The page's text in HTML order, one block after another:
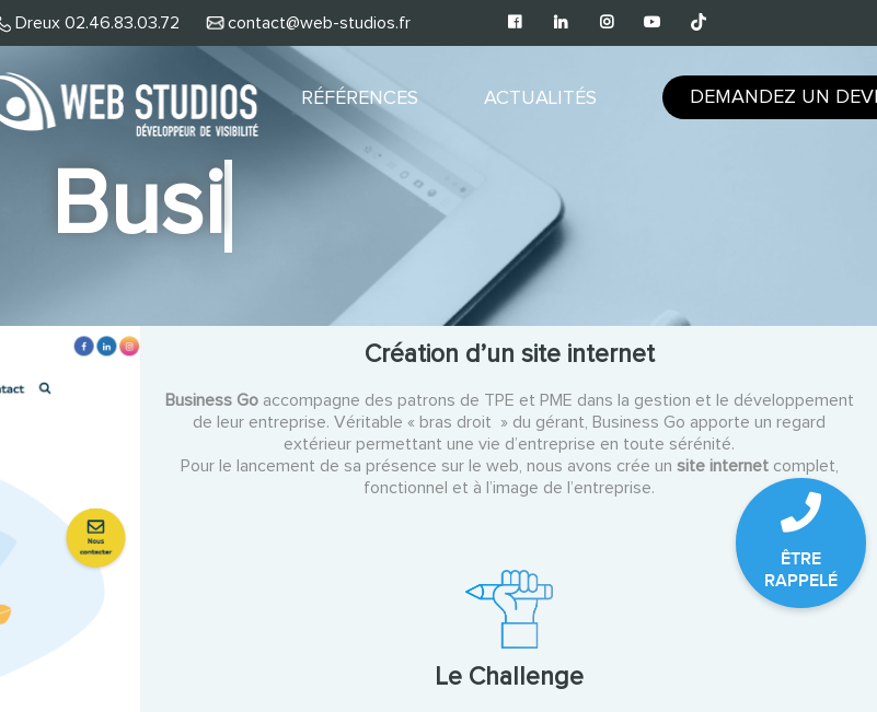
Dreux 02.46.83.03.72 contact@web-studios.fr
RÉFÉRENCES ACTUALITÉS DEMANDEZ UN
ÊTRE
RAPPELÉ
Business
Création d’un site internet
Business Goaccompagne des patrons de TPE et PME dans la gestion et le développement
de leur entreprise. Véritable « bras droit » du gérant, Business Go apporte un regard
extérieur permettant une vie d’entreprise en toute sérénité.
Pour le lancement de sa présence sur le web, nous avons crée un site internetcomplet,
fonctionnel et à l’image de l’entreprise.
Le Challenge